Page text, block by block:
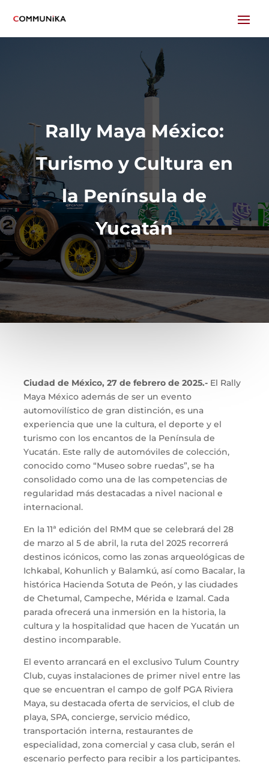
Rally Maya México:
Turismo y Cultura en
la Península de
Yucatán
Ciudad de México, 27 de febrero de 2025.- El Rally
Maya México además de ser un evento
automovilístico de gran distinción, es una
experiencia que une la cultura, el deporte y el
turismo con los encantos de la Península de
Yucatán. Este rally de automóviles de colección,
conocido como “Museo sobre ruedas”, se ha
consolidado como una de las competencias de
regularidad más destacadas a nivel nacional e
internacional.
En la 11ª edición del RMM que se celebrará del 28
de marzo al 5 de abril, la ruta del 2025 recorrerá
destinos icónicos, como las zonas arqueológicas de
Ichkabal, Kohunlich y Balamkú, así como Bacalar, la
histórica Hacienda Sotuta de Peón, y las ciudades
de Chetumal, Campeche, Mérida e Izamal. Cada
parada ofrecerá una inmersión en la historia, la
cultura y la hospitalidad que hacen de Yucatán un
destino incomparable.
El evento arrancará en el exclusivo Tulum Country
Club, cuyas instalaciones de primer nivel entre las
que se encuentran el campo de golf PGA Riviera
Maya, su destacada oferta de servicios, el club de
playa, SPA, concierge, servicio médico,
transportación interna, restaurantes de
especialidad, zona comercial y casa club, serán el
escenario perfecto para recibir a los participantes.